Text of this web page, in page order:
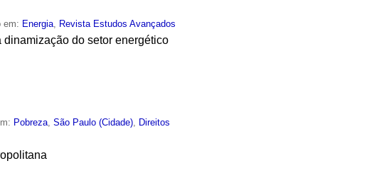
em: Energia Revista Estudos Avançados
do setor energético
Pobreza ,São Paulo (Cidade) Direitos